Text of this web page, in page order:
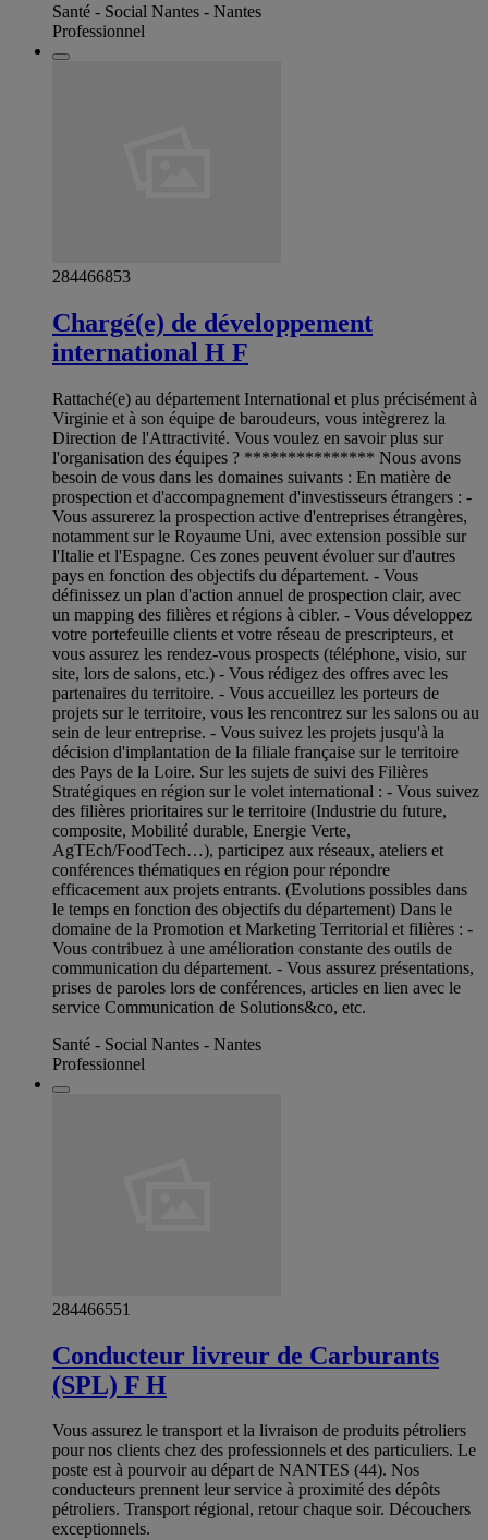
Santé - Social Nantes - Nantes
Professionnel
284466853
Chargé(e) de développement
international H F
Rattaché(e) au département International et plus précisément à
Virginie et à son équipe de baroudeurs, vous intègrerez la
Direction de l'Attractivité. Vous voulez en savoir plus sur
l'organisation des équipes ? *************** Nous avons
besoin de vous dans les domaines suivants : En matière de
prospection et d'accompagnement d'investisseurs étrangers : -
Vous assurerez la prospection active d'entreprises étrangères,
notamment sur le Royaume Uni, avec extension possible sur
l'Italie et l'Espagne. Ces zones peuvent évoluer sur d'autres
pays en fonction des objectifs du département. - Vous
définissez un plan d'action annuel de prospection clair, avec
un mapping des filières et régions à cibler. - Vous développez
votre portefeuille clients et votre réseau de prescripteurs, et
vous assurez les rendez-vous prospects (téléphone, visio, sur
site, lors de salons, etc.) - Vous rédigez des offres avec les
partenaires du territoire. - Vous accueillez les porteurs de
projets sur le territoire, vous les rencontrez sur les salons ou au
sein de leur entreprise. - Vous suivez les projets jusqu'à la
décision d'implantation de la filiale française sur le territoire
des Pays de la Loire. Sur les sujets de suivi des Filières
Stratégiques en région sur le volet international : - Vous suivez
des filières prioritaires sur le territoire (Industrie du future,
composite, Mobilité durable, Energie Verte,
AgTEch/FoodTech…), participez aux réseaux, ateliers et
conférences thématiques en région pour répondre
efficacement aux projets entrants. (Evolutions possibles dans
le temps en fonction des objectifs du département) Dans le
domaine de la Promotion et Marketing Territorial et filières : -
Vous contribuez à une amélioration constante des outils de
communication du département. - Vous assurez présentations,
prises de paroles lors de conférences, articles en lien avec le
service Communication de Solutions&co, etc.
Santé - Social Nantes - Nantes
Professionnel
284466551
Conducteur livreur de Carburants
(SPL) F H
Vous assurez le transport et la livraison de produits pétroliers
pour nos clients chez des professionnels et des particuliers. Le
poste est à pourvoir au départ de NANTES (44). Nos
conducteurs prennent leur service à proximité des dépôts
pétroliers. Transport régional, retour chaque soir. Découchers
exceptionnels.